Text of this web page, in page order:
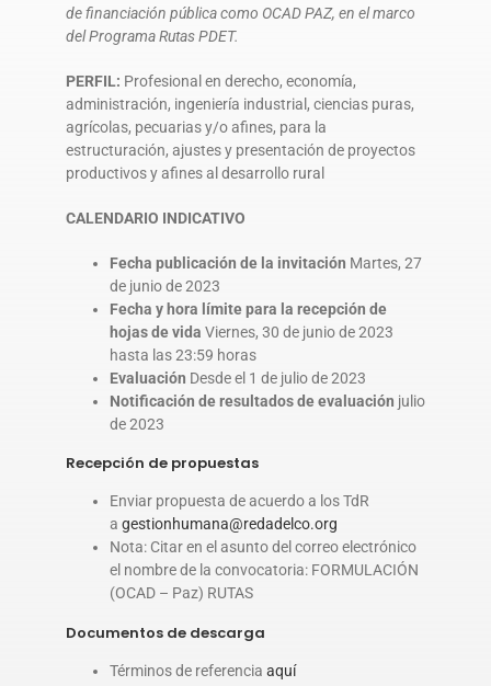
de financiación pública como OCAD PAZ, en el marco
del Programa Rutas PDET.
PERFIL: Profesional en derecho, economía,
administración, ingeniería industrial, ciencias puras,
agrícolas, pecuarias y/o afines, para la
estructuración, ajustes y presentación de proyectos
productivos y afines al desarrollo rural
CALENDARIO INDICATIVO
Fecha publicación de la invitación Martes, 27
de junio de 2023
Fecha y hora límite para la recepción de
hojas de vida Viernes, 30 de junio de 2023
hasta las 23:59 horas
Evaluación Desde el 1 de julio de 2023
Notificación de resultados de evaluación julio
de 2023
Recepción de propuestas
Enviar propuesta de acuerdo a los TdR
a gestionhumana@redadelco.org
Nota: Citar en el asunto del correo electrónico
el nombre de la convocatoria: FORMULACIÓN
(OCAD – Paz) RUTAS
Documentos de descarga
Términos de referencia aquí